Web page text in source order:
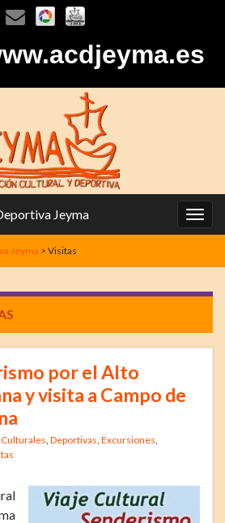
la
Jeyma
Jeyma > Visitas
por el Alto
y visita a Campo de
Culturales Deportivas Excursiones